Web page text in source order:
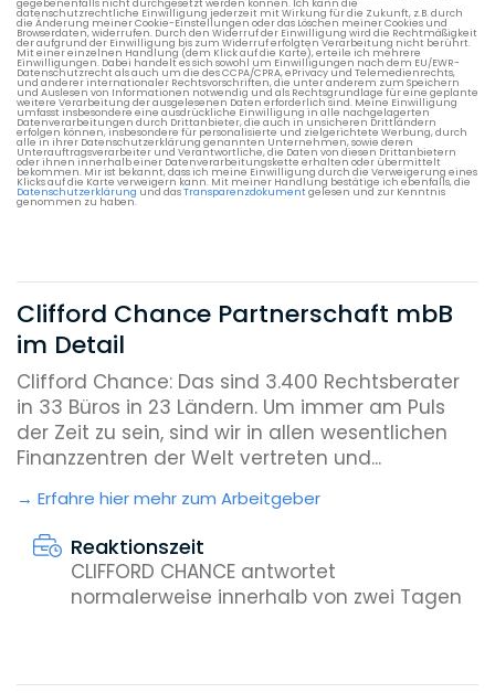
gegebenenfalls nicht durchgesetzt werden können. Ich kann die
datenschutzrechtliche Einwilligung jederzeit mit Wirkung für die Zukunft, z.B. durch
die Änderung meiner Cookie-Einstellungen oder das Löschen meiner Cookies und
Browserdaten, widerrufen. Durch den Widerruf der Einwilligung wird die Rechtmäßigkeit
der aufgrund der Einwilligung bis zum Widerruf erfolgten Verarbeitung nicht berührt.
Mit einer einzelnen Handlung (dem Klick auf die Karte), erteile ich mehrere
Einwilligungen. Dabei handelt es sich sowohl um Einwilligungen nach dem EU/EWR-
Datenschutzrecht als auch um die des CCPA/CPRA, ePrivacy und Telemedienrechts,
und anderer internationaler Rechtsvorschriften, die unter anderem zum Speichern
und Auslesen von Informationen notwendig und als Rechtsgrundlage für eine geplante
weitere Verarbeitung der ausgelesenen Daten erforderlich sind. Meine Einwilligung
umfasst insbesondere eine ausdrückliche Einwilligung in alle nachgelagerten
Datenverarbeitungen durch Drittanbieter, die auch in unsicheren Drittländern
erfolgen können, insbesondere für personalisierte und zielgerichtete Werbung, durch
alle in ihrer Datenschutzerklärung genannten Unternehmen, sowie deren
Unterauftragsverarbeiter und Verantwortliche, die Daten von diesen Drittanbietern
oder ihnen innerhalb einer Datenverarbeitungskette erhalten oder übermittelt
bekommen. Mir ist bekannt, dass ich meine Einwilligung durch die Verweigerung eines
Klicks auf die Karte verweigern kann. Mit meiner Handlung bestätige ich ebenfalls, die
Datenschutzerklärung und dasTransparenzdokumentgelesen und zur Kenntnis
genommen zu haben.
Clifford Chance Partnerschaft mbB
im Detail
Clifford Chance: Das sind 3.400 Rechtsberater
in 33 Büros in 23 Ländern. Um immer am Puls
der Zeit zu sein, sind wir in allen wesentlichen
Finanzzentren der Welt vertreten und...
Erfahre hier mehr zum Arbeitgeber
Reaktionszeit
CLIFFORD CHANCE antwortet
normalerweise innerhalb von zwei Tagen